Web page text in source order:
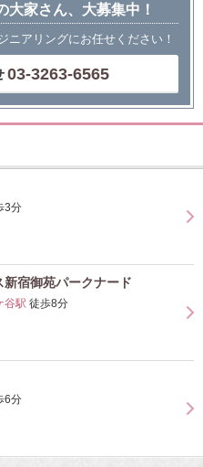
大家さん、大募集中！
ニアリングにお任せください！
03-3263-6565
3分
宿御苑パークナード
谷駅 徒歩8分
6分